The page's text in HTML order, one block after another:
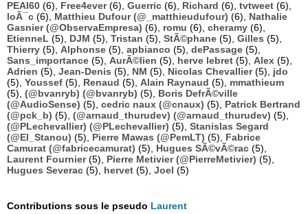
PEAI60 (6), Free4ever(6), Guerric (6), Richard (6), tvtweet (6),
loÃ¯c (6), Matthieu Dufour (@_matthieudufour) (6), Nathalie
Gasnier (@ObservaEmpresa) (6), romu (6), cheramy (6),
EtienneL (5), DJM (5), Tristan (5), StÃ©phane (5), Gilles (5),
Thierry (5), Alphonse (5), apbianco (5), dePassage (5),
Sans_importance (5), AurÃ©lien (5), herve lebret (5), Alex (5),
Adrien (5), Jean-Denis (5), NM (5), Nicolas Chevallier(5), jdo
(5), Youssef (5), Renaud (5), Alain Raynaud (5), mmathieum
(5), (@bvanryb) (@bvanryb) (5), Boris DefrÃ©ville
(@AudioSense) (5), cedric naux (@cnaux) (5), Patrick Bertrand
(@pck_b) (5), (@arnaud_thurudev) (@arnaud_thurudev) (5),
(@PLechevallier) (@PLechevallier) (5), Stanislas Segard
(@El_Stanou) (5), Pierre Mawas (@PemLT) (5), Fabrice
Camurat (@fabricecamurat) (5), Hugues SÃ©vÃ©rac (5),
Laurent Fournier(5), Pierre Metivier (@PierreMetivier) (5),
Hugues Severac (5), hervet (5), Joel (5)
Contributions sous le pseudo Laurent